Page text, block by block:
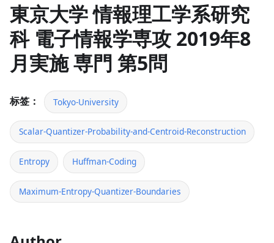
東京大学 情報理工学系研究
科 電子情報学専攻 2019年8
月実施 専門 第5問
标签： Tokyo-University
Scalar-Quantizer-Probability-and-Centroid-Reconstruction
Entropy Huffman-Coding
Maximum-Entropy-Quantizer-Boundaries